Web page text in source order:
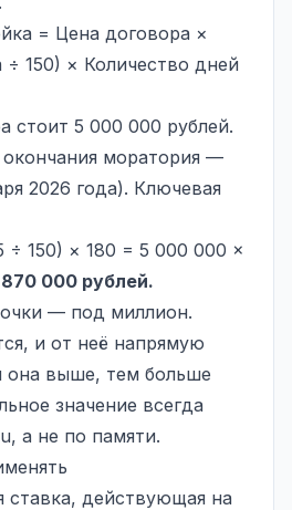
= Цена договора ×
÷ 150) × Количество дней
стоит 5 000 000 рублей.
моратория —
2026 года). Ключевая
÷ 150) × 180 = 5 000 000 ×
870 000 рублей.
— под миллион.
и от неё напрямую
она выше, тем больше
значение всегда
а не по памяти.
ставка, действующая на